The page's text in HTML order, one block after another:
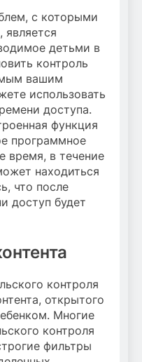
с которыми
является
детьми в
контроль
вашим
использовать
доступа.
функция
программное
время, в течение
находиться
что после
доступ будет
контроля
открытого
Многие
контроля
фильтры